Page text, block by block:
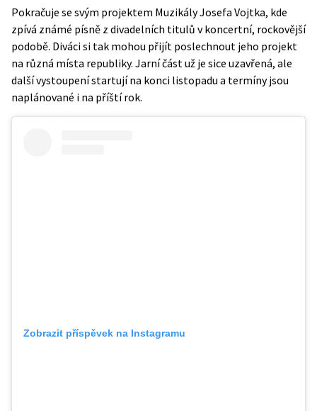
Pokračuje se svým projektem Muzikály Josefa Vojtka, kde
zpívá známé písně z divadelních titulů v koncertní, rockovější
podobě. Diváci si tak mohou přijít poslechnout jeho projekt
na různá místa republiky. Jarní část už je sice uzavřená, ale
další vystoupení startují na konci listopadu a termíny jsou
naplánované i na příští rok.
Zobrazit příspěvek na Instagramu